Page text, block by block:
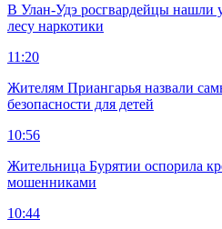
В Улан-Удэ росгвардейцы нашли
лесу наркотики
11:20
Жителям Приангарья назвали
безопасности для детей
10:56
Жительница Бурятии оспорила
мошенниками
10:44